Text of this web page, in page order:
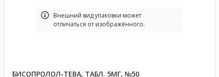
Bнешний вид упаковки может
отличаться от изображённого.
БИСОПРОЛОЛ-ТЕВА, ТАБЛ. 5МГ, №50